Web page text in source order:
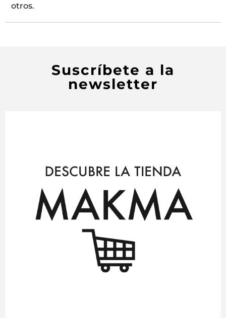
otros.
Suscríbete a la
newsletter